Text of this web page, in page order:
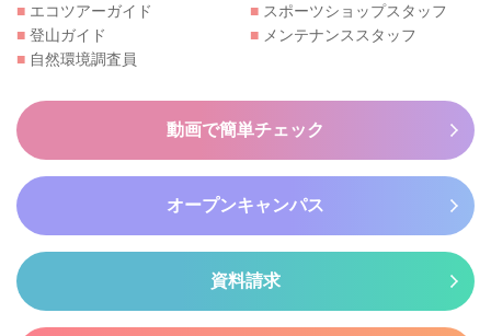
■ エコツアーガイド
■ 登山ガイド
■ 自然環境調査員
■ スポーツショップスタッフ
■ メンテナンススタッフ
動画で簡単チェック
オープンキャンパス
資料請求